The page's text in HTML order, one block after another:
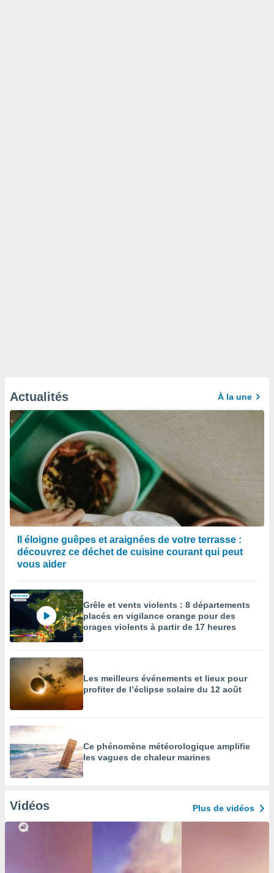
Actualités À la une
Il éloigne guêpes et araignées de votre terrasse :
découvrez ce déchet de cuisine courant qui peut
vous aider
Grêle et vents violents : 8 départements
placés en vigilance orange pour des
orages violents à partir de 17 heures
Les meilleurs événements et lieux pour
profiter de l’éclipse solaire du 12 août
Ce phénomène météorologique amplifie
les vagues de chaleur marines
Vidéos Plus de vidéos